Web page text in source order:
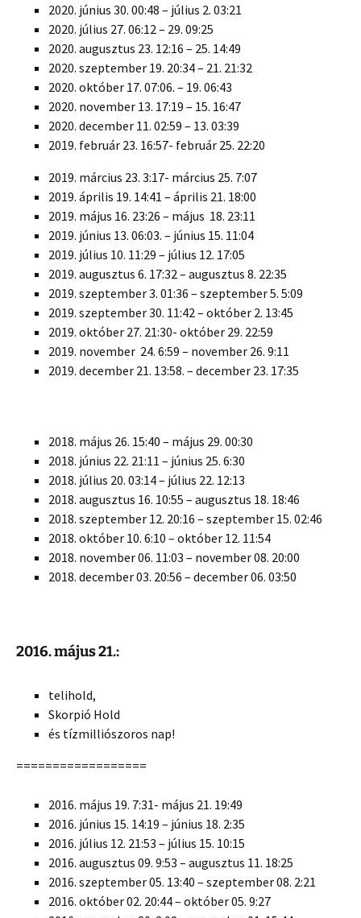
2020. június 30. 00:48 – július 2. 03:21
2020. július 27. 06:12 – 29. 09:25
2020. augusztus 23. 12:16 – 25. 14:49
2020. szeptember 19. 20:34 – 21. 21:32
2020. október 17. 07:06. – 19. 06:43
2020. november 13. 17:19 – 15. 16:47
2020. december 11. 02:59 – 13. 03:39
2019. február 23. 16:57- február 25. 22:20
2019. március 23. 3:17- március 25. 7:07
2019. április 19. 14:41 – április 21. 18:00
2019. május 16. 23:26 – május 18. 23:11
2019. június 13. 06:03. – június 15. 11:04
2019. július 10. 11:29 – július 12. 17:05
2019. augusztus 6. 17:32 – augusztus 8. 22:35
2019. szeptember 3. 01:36 – szeptember 5. 5:09
2019. szeptember 30. 11:42 – október 2. 13:45
2019. október 27. 21:30- október 29. 22:59
2019. november 24. 6:59 – november 26. 9:11
2019. december 21. 13:58. – december 23. 17:35
2018. május 26. 15:40 – május 29. 00:30
2018. június 22. 21:11 – június 25. 6:30
2018. július 20. 03:14 – július 22. 12:13
2018. augusztus 16. 10:55 – augusztus 18. 18:46
2018. szeptember 12. 20:16 – szeptember 15. 02:46
2018. október 10. 6:10 – október 12. 11:54
2018. november 06. 11:03 – november 08. 20:00
2018. december 03. 20:56 – december 06. 03:50
2016. május 21.:
telihold,
Skorpió Hold
és tízmilliószoros nap!
==================
2016. május 19. 7:31- május 21. 19:49
2016. június 15. 14:19 – június 18. 2:35
2016. július 12. 21:53 – július 15. 10:15
2016. augusztus 09. 9:53 – augusztus 11. 18:25
2016. szeptember 05. 13:40 – szeptember 08. 2:21
2016. október 02. 20:44 – október 05. 9:27